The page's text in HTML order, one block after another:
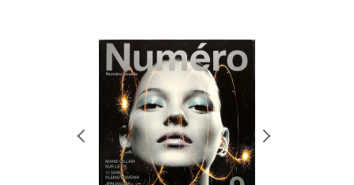
SCHOLARSHIP
RETRACE
コンサート